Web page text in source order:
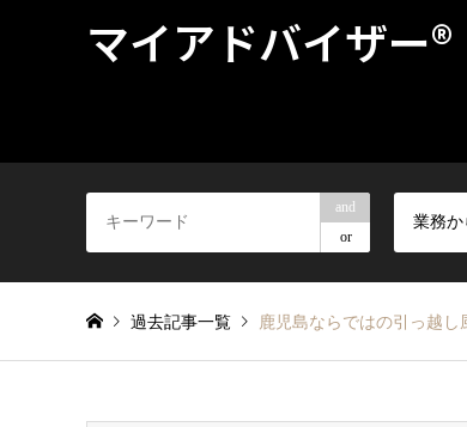
マイアドバイザー®
and
or
業務
過去記事一覧 鹿児島ならではの引っ越し